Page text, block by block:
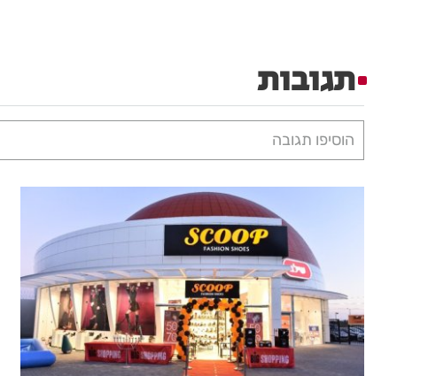
תגובות
הוסיפו תגובה